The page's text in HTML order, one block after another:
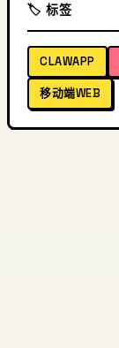
🏷️ 标签
CLAWAPP
移动端WEB